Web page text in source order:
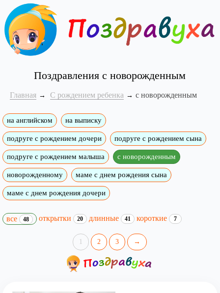
Поздравления с новорожденным
Главная С рождением ребенка с новорожденным
на английском на выписку
подруге с рождением дочери подруге с рождением сына
подруге с рождением малыша с новорожденным
новорожденному маме с днем рождения сына
маме с днем рождения дочери
все 48 открытки 20 длинные 41 короткие 7
1 2 3 →